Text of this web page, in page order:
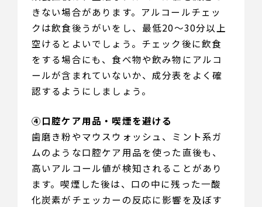
きない場合があります。アルコールチェッ
クは飲食後うがいをし、最低20〜30分以上
空けるとよいでしょう。チェック後に飲食
をする場合にも、食べ物や飲み物にアルコ
ールが含まれていないか、成分表をよく確
認するようにしましょう。
④口腔ケア用品・喫煙を避ける
歯磨き粉やマウスウォッシュ、ミント系ガ
ムのような口腔ケア用品を使った直後も、
高いアルコール値が検知されることがあり
ます。喫煙した後は、口の中に残った一酸
化炭素がチェッカーの反応に影響を及ぼす